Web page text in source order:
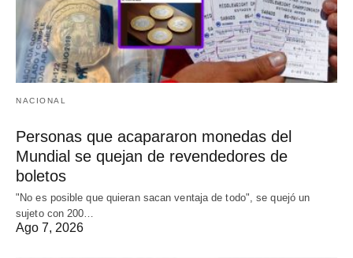
NACIONAL
Personas que acapararon monedas del
Mundial se quejan de revendedores de
boletos
"No es posible que quieran sacan ventaja de todo", se quejó un
sujeto con 200…
Ago 7, 2026